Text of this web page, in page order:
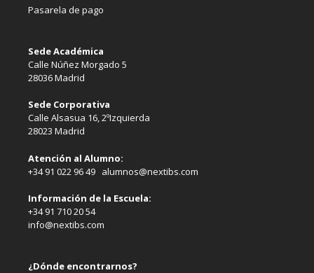
Pasarela de pago
Sede Académica
Calle Núñez Morgado 5
28036 Madrid
Sede Corporativa
Calle Alsasua 16, 2ºIzquierda
28023 Madrid
Atención al Alumno:
+34 91 022 96 49 alumnos@nextibs.com
Información de la Escuela:
+34 91 710 20 54
info@nextibs.com
¿Dónde encontrarnos?